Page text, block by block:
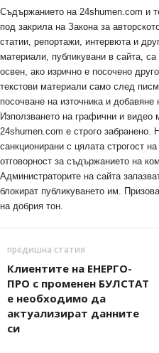
Съдържанието на 24shumen.com и
под закрила на Закона за
статии, репортажи, интервюта и
материали, публикувани в сайта,
освен, ако изрично е посочено
текстови материали само след
посочване на източника и
Използването на графични и видео
24shumen.com е строго
санкционирани с цялата строгост
отговорност за съдържанието на
Администраторите на сайта
блокират публикуването им.
на добрия тон.
предишна статия
Клиентите на ЕНЕРГО-
ПРО с променен БУЛСТАТ
е необходимо да
актуализират данните
си